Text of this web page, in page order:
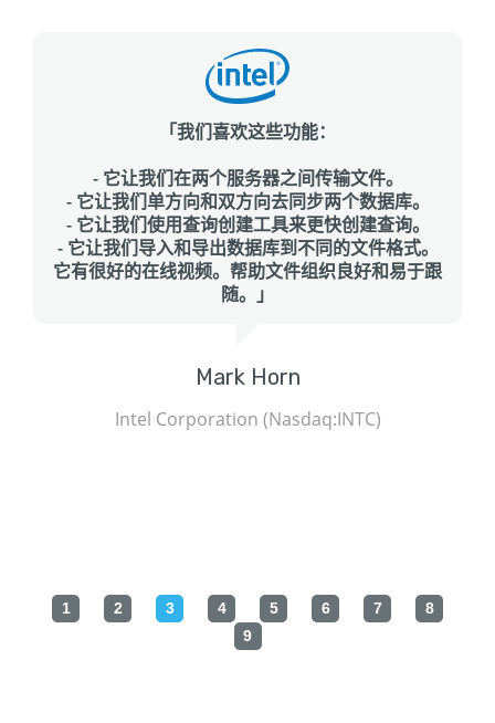
「我们喜欢这些功能：
- 它让我们在两个服务器之间传输文件。
- 它让我们单方向和双方向去同步两个数据库。
- 它让我们使用查询创建工具来更快创建查询。
- 它让我们导入和导出数据库到不同的文件格式。
它有很好的在线视频。帮助文件组织良好和易于跟
随。」
Mark Horn
Intel Corporation (Nasdaq:INTC)
1 2 3 4 5 6 7
8
9